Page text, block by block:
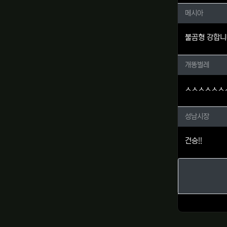
메시아
메시아
불곰형 강합
개똥벌
개똥벌레
ㅅㅅㅅㅅㅅㅅ
성남시
성남시장
건승!!